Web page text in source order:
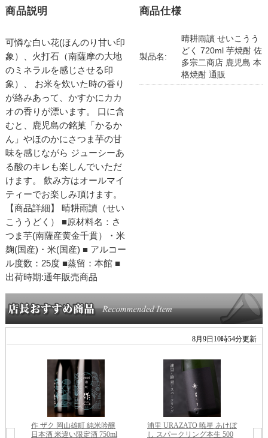
商品説明
可憐な白い花(ほんのり甘い印
象）、火打石（南薩摩の大地
のミネラルを感じさせる印
象）、 お米を炊いた時の香り
が絡みあって、かすかにカカ
オの香りが漂います。 口に含
むと、鹿児島の銘菓「かるか
ん」やほのかにさつま芋の甘
味を感じながら ジューシーあ
る酸のキレも楽しんでいただ
けます。 飲み方はオールマイ
ティーでお楽しみ頂けます。
【商品詳細】 晴耕雨讀（せい
こううどく） ■原材料名：さ
つま芋(南薩産黄金千貫）・米
麹(国産)・米(国産) ■ アルコー
ル度数：25度 ■蒸留：本館 ■
出荷時期:通年販売商品
商品仕様
製品名:
晴耕雨讀 せいこうう
どく 720ml 芋焼酎 佐
多宗二商店 鹿児島 本
格焼酎 通販